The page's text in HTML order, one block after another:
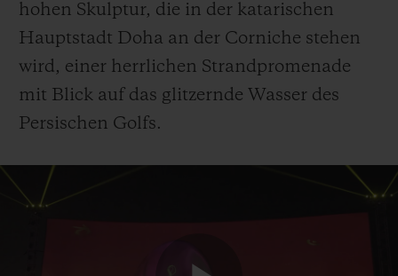
hohen Skulptur, die in der katarischen
Hauptstadt Doha an der Corniche stehen
wird, einer herrlichen Strandpromenade
mit Blick auf das glitzernde Wasser des
Persischen Golfs.